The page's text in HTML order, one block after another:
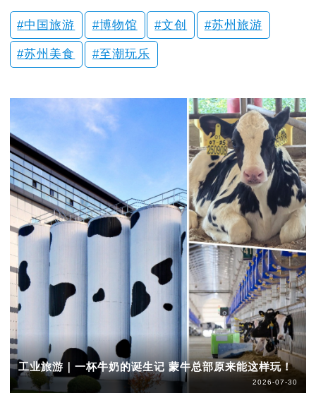
中国旅游 博物馆 文创 苏州旅游
苏州美食 至潮玩乐
工业旅游｜一杯牛奶的诞生记 蒙牛总部原来能这样玩！
2026-07-30